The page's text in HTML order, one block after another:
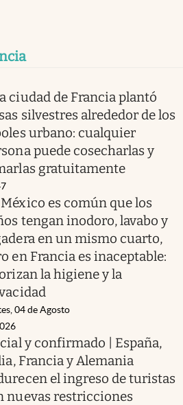
ciudad de Francia plantó
silvestres alrededor de los
urbano: cualquier
puede cosecharlas y
gratuitamente
es común que los
tengan inodoro, lavabo y
en un mismo cuarto,
en Francia es inaceptable:
la higiene y la
04 de Agosto
y confirmado | España,
Francia y Alemania
el ingreso de turistas
nuevas restricciones